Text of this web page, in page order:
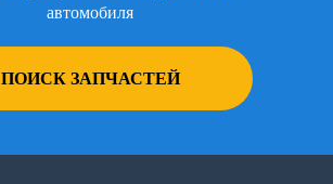
автомобиля
ПОИСК ЗАПЧАСТЕЙ